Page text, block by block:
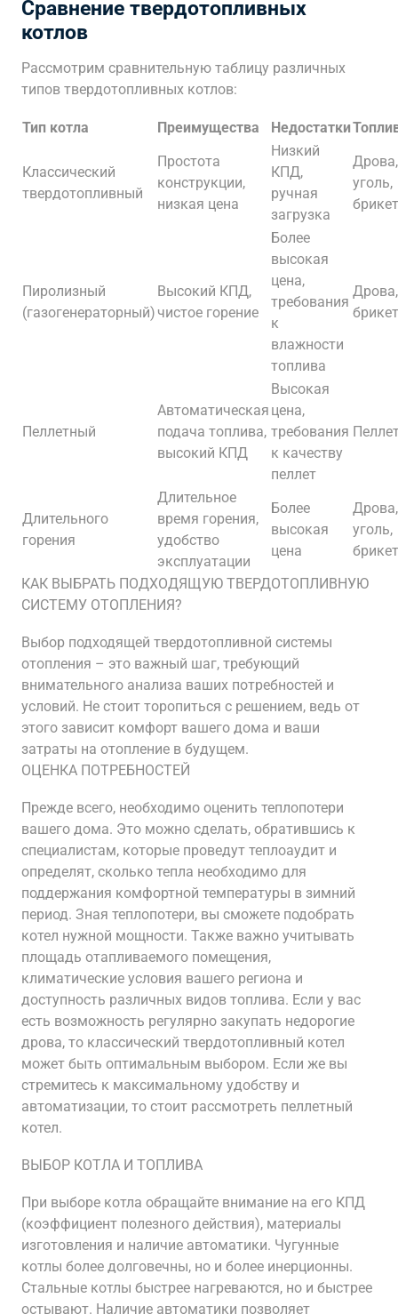
Сравнение твердотопливных
котлов
Рассмотрим сравнительную таблицу различных
типов твердотопливных котлов:
Тип котла Преимущества Недостатки
Классический
твердотопливный
Простота
конструкции,
низкая цена
Низкий
КПД,
ручная
загрузка
Дрова,
уголь,
Пиролизный
(газогенераторный)
Высокий КПД,
чистое горение
Более
высокая
цена,
требования
к
влажности
топлива
Дрова,
Пеллетный
Автоматическая
подача топлива,
высокий КПД
Высокая
цена,
требования
к качеству
пеллет
Длительного
горения
Длительное
время горения,
удобство
эксплуатации
Более
высокая
цена
Дрова,
уголь,
КАК ВЫБРАТЬ ПОДХОДЯЩУЮ ТВЕРДОТОПЛИВНУЮ
СИСТЕМУ ОТОПЛЕНИЯ?
Выбор подходящей твердотопливной системы
отопления – это важный шаг, требующий
внимательного анализа ваших потребностей и
условий. Не стоит торопиться с решением, ведь от
этого зависит комфорт вашего дома и ваши
затраты на отопление в будущем.
ОЦЕНКА ПОТРЕБНОСТЕЙ
Прежде всего, необходимо оценить теплопотери
вашего дома. Это можно сделать, обратившись к
специалистам, которые проведут теплоаудит и
определят, сколько тепла необходимо для
поддержания комфортной температуры в зимний
период. Зная теплопотери, вы сможете подобрать
котел нужной мощности. Также важно учитывать
площадь отапливаемого помещения,
климатические условия вашего региона и
доступность различных видов топлива. Если у вас
есть возможность регулярно закупать недорогие
дрова, то классический твердотопливный котел
может быть оптимальным выбором. Если же вы
стремитесь к максимальному удобству и
автоматизации, то стоит рассмотреть пеллетный
котел.
ВЫБОР КОТЛА И ТОПЛИВА
При выборе котла обращайте внимание на его КПД
(коэффициент полезного действия), материалы
изготовления и наличие автоматики. Чугунные
котлы более долговечны, но и более инерционны.
Стальные котлы быстрее нагреваются, но и быстрее
остывают. Наличие автоматики позволяет